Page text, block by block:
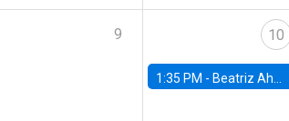
9 10
1:35 PM - Beatriz Ahumada, PhD candidate, Universidad de Pittsburgh